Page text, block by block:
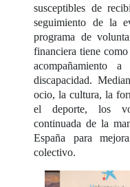
susceptibles de
seguimiento de la
programa de
financiera tiene
acompañamiento
discapacidad.
ocio, la cultura, la
el deporte, los
continuada de la
España para
colectivo.